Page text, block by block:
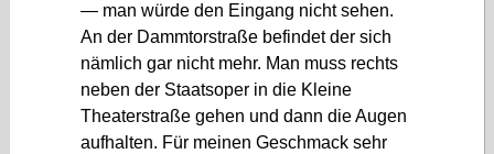
— man würde den Eingang nicht sehen.
An der Dammtorstraße befindet der sich
nämlich gar nicht mehr. Man muss rechts
neben der Staatsoper in die Kleine
Theaterstraße gehen und dann die Augen
aufhalten. Für meinen Geschmack sehr